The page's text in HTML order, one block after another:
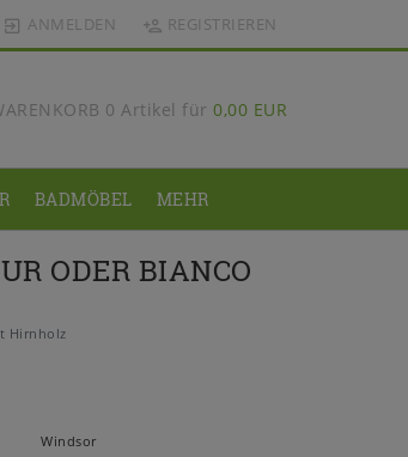
ANMELDEN REGISTRIEREN
0 Artikel für 0,00 EUR
BADMÖBEL MEHR
ODER BIANCO
Hirnholz
Windsor